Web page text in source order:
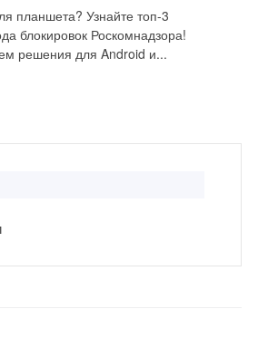
планшета? Узнайте топ-3
блокировок Роскомнадзора!
решения для Android и...